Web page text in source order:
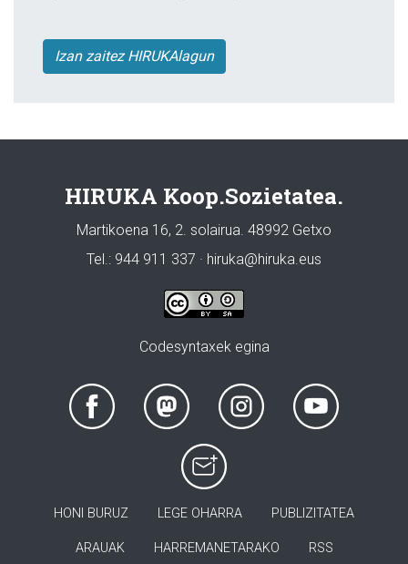
Izan zaitez HIRUKAlagun
HIRUKA Koop.Sozietatea.
Martikoena 16, 2. solairua. 48992 Getxo
Tel.: 944 911 337 · hiruka@hiruka.eus
Codesyntaxek egina
HONI BURUZ LEGE OHARRA PUBLIZITATEA
ARAUAK HARREMANETARAKO RSS